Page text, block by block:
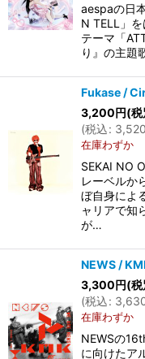
aespaの日
N TELL」
テーマ「
り』の主題
Fukase /
3,200円(税
(税込: 3,520
在庫わずか
SEKAI NO
レーベルか
ぼ自身によ
ャリアで知
が…
NEWS /
3,300円(税
(税込:
在庫わずか
NEWSの
に向けたア